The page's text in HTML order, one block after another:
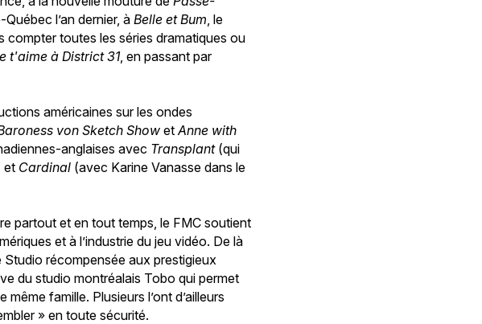
l’an dernier, àBelle et Bum , le
toutes les séries dramatiques ou
t'aime à District 31, en passant par
américaines sur les ondes
von Sketch Show etAnne with
anglaises avec Transplant(qui
et Cardinal (avec Karine Vanasse dans le
partout et en tout temps, le FMC soutient
et à l’industrie du jeu vidéo. De là
récompensée aux prestigieux
du studio montréalais Tobo qui permet
famille. Plusieurs l’ont d’ailleurs
» en toute sécurité.